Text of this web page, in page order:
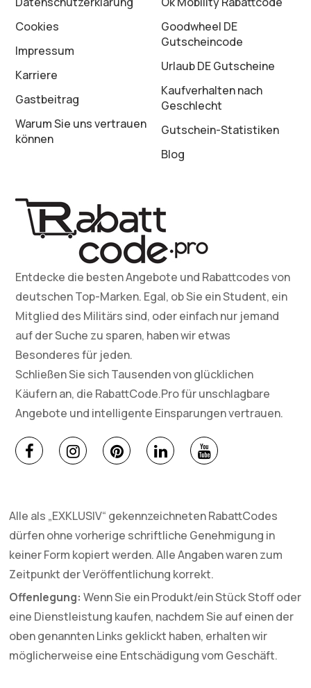
Cookies
Impressum
Karriere
Gastbeitrag
Warum Sie uns vertrauen
können
Goodwheel DE
Gutscheincode
Urlaub DE Gutscheine
Kaufverhalten nach
Geschlecht
Gutschein-Statistiken
Blog
Entdecke die besten Angebote und Rabattcodes von
deutschen Top-Marken. Egal, ob Sie ein Student, ein
Mitglied des Militärs sind, oder einfach nur jemand
auf der Suche zu sparen, haben wir etwas
Besonderes für jeden.
Schließen Sie sich Tausenden von glücklichen
Käufern an, die RabattCode.Pro für unschlagbare
Angebote und intelligente Einsparungen vertrauen.
Alle als „EXKLUSIV“ gekennzeichneten RabattCodes
dürfen ohne vorherige schriftliche Genehmigung in
keiner Form kopiert werden. Alle Angaben waren zum
Zeitpunkt der Veröffentlichung korrekt.
Offenlegung: Wenn Sie ein Produkt/ein Stück Stoff oder
eine Dienstleistung kaufen, nachdem Sie auf einen der
oben genannten Links geklickt haben, erhalten wir
möglicherweise eine Entschädigung vom Geschäft.